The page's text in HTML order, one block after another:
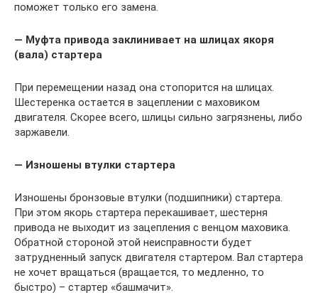
поможет только его замена.
— Муфта привода заклинивает на шлицах якоря
(вала) стартера
При перемещении назад она стопорится на шлицах.
Шестеренка остается в зацеплении с маховиком
двигателя. Скорее всего, шлицы сильно загрязнены, либо
заржавели.
— Изношены втулки стартера
Изношены бронзовые втулки (подшипники) стартера.
При этом якорь стартера перекашивает, шестерня
привода не выходит из зацепления с венцом маховика.
Обратной стороной этой неисправности будет
затрудненный запуск двигателя стартером. Вал стартера
не хочет вращаться (вращается, то медленно, то
быстро) – стартер «башмачит».